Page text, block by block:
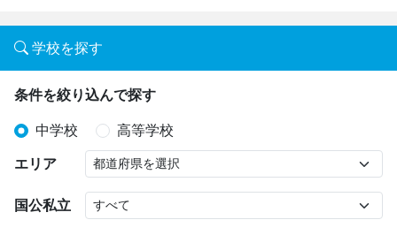
学校を探す
条件を絞り込んで探す
中学校 高等学校
エリア
国公私立